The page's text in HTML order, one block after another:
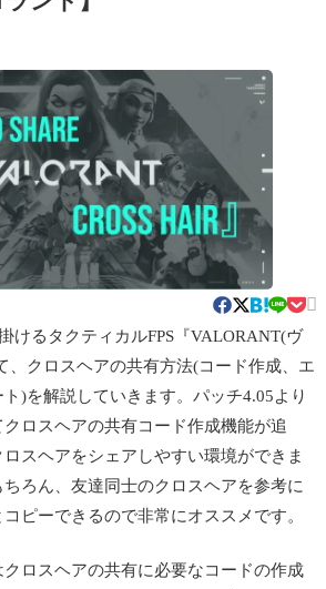

けるタクティカルFPS『VALORANT(ヴ
、クロスヘアの共有方法(コード作成、エ
)を解説していきます。パッチ4.05より
ロスヘアの共有コード作成機能が追
スヘアをシェアしやすい環境ができま
ろん、友達同士のクロスヘアを参考に
ピーできるので非常にオススメです。
ロスヘアの共有に必要なコードの作成